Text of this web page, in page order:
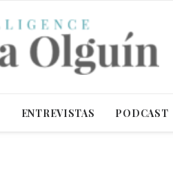
ENTREVISTAS PODCAST